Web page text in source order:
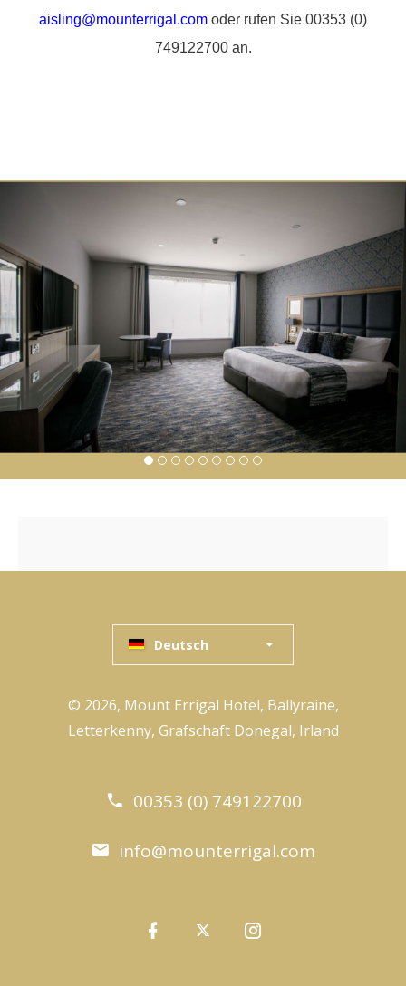
aisling@mounterrigal.com oder rufen Sie 00353 (0)
749122700 an.
Deutsch
© 2026, Mount Errigal Hotel, Ballyraine,
Letterkenny, Grafschaft Donegal, Irland
00353 (0) 749122700
info@mounterrigal.com